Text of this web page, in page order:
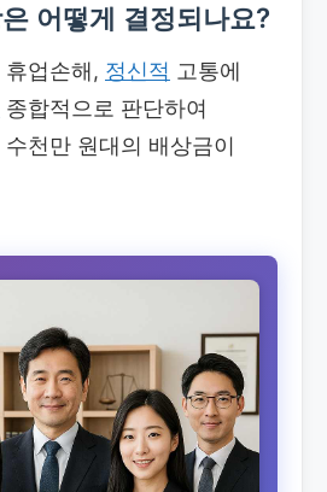
어떻게 결정되나요?
휴업손해, 정신적 고통에
종합적으로 판단하여
천만 원대의 배상금이